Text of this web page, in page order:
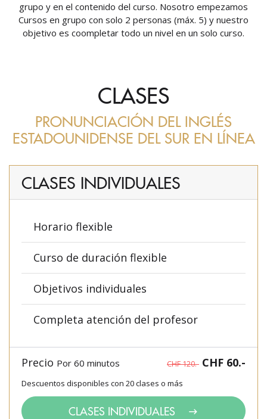
grupo y en el contenido del curso. Nosotro empezamos
Cursos en grupo con solo 2 personas (máx. 5) y nuestro
objetivo es coompletar todo un nivel en un solo curso.
CLASES
PRONUNCIACIÓN DEL INGLÉS
ESTADOUNIDENSE DEL SUR EN LÍNEA
CLASES INDIVIDUALES
Horario flexible
Curso de duración flexible
Objetivos individuales
Completa atención del profesor
Precio Por 60 minutos CHF 120.- CHF 60.-
Descuentos disponibles con 20 clases o más
CLASES INDIVIDUALES